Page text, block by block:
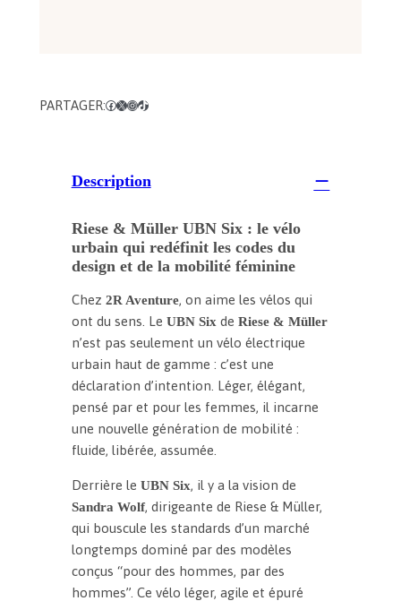
PARTAGER:Facebook X InstagramTikTok
Description
Riese & Müller UBN Six : le vélo
urbain qui redéfinit les codes du
design et de la mobilité féminine
Chez 2R Aventure, on aime les vélos qui
ont du sens. Le UBN Six de Riese & Müller
n’est pas seulement un vélo électrique
urbain haut de gamme : c’est une
déclaration d’intention. Léger, élégant,
pensé par et pour les femmes, il incarne
une nouvelle génération de mobilité :
fluide, libérée, assumée.
Derrière le UBN Six, il y a la vision de
Sandra Wolf, dirigeante de Riese & Müller,
qui bouscule les standards d’un marché
longtemps dominé par des modèles
conçus “pour des hommes, par des
hommes”. Ce vélo léger, agile et épuré